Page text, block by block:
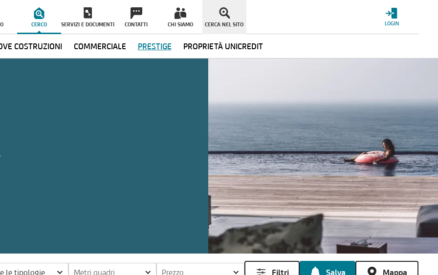
CERCO
COSTRUZIONI COMMERCIALE PRESTIGE PROPRIETÀ UNICREDIT
SERVIZI E DOCUMENTI CONTATTI CHI SIAMO CERCA NEL SITO LOGIN
le tipologie Metri quadri Prezzo Filtri Salva Mappa